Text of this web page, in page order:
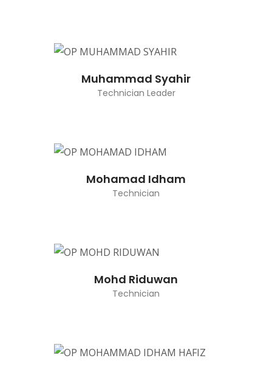
Muhammad Syahir
Technician Leader
Mohamad Idham
Technician
Mohd Riduwan
Technician